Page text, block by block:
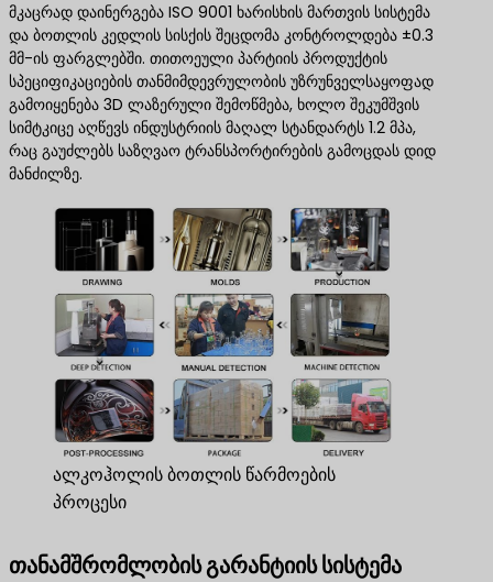
მკაცრად დაინერგება ISO 9001 ხარისხის მართვის სისტემა
და ბოთლის კედლის სისქის შეცდომა კონტროლდება ±0.3
მმ-ის ფარგლებში. თითოეული პარტიის პროდუქტის
სპეციფიკაციების თანმიმდევრულობის უზრუნველსაყოფად
გამოიყენება 3D ლაზერული შემოწმება, ხოლო შეკუმშვის
სიმტკიცე აღწევს ინდუსტრიის მაღალ სტანდარტს 1.2 მპა,
რაც გაუძლებს საზღვაო ტრანსპორტირების გამოცდას დიდ
მანძილზე.
ალკოჰოლის ბოთლის წარმოების
პროცესი
თანამშრომლობის გარანტიის სისტემა